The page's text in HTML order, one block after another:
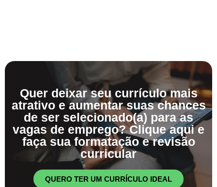
Quer deixar seu currículo mais
atrativo e aumentar suas chances
de ser selecionado(a) para as
vagas de emprego? Clique aqui e
faça sua formatação e revisão
curricular
QUERO TER UM CURRÍCULO IDEAL